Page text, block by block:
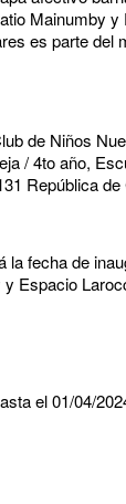
Mainumby y
es parte del
de Niños
/ 4to año,
República
la fecha de
Espacio
el 01/04/